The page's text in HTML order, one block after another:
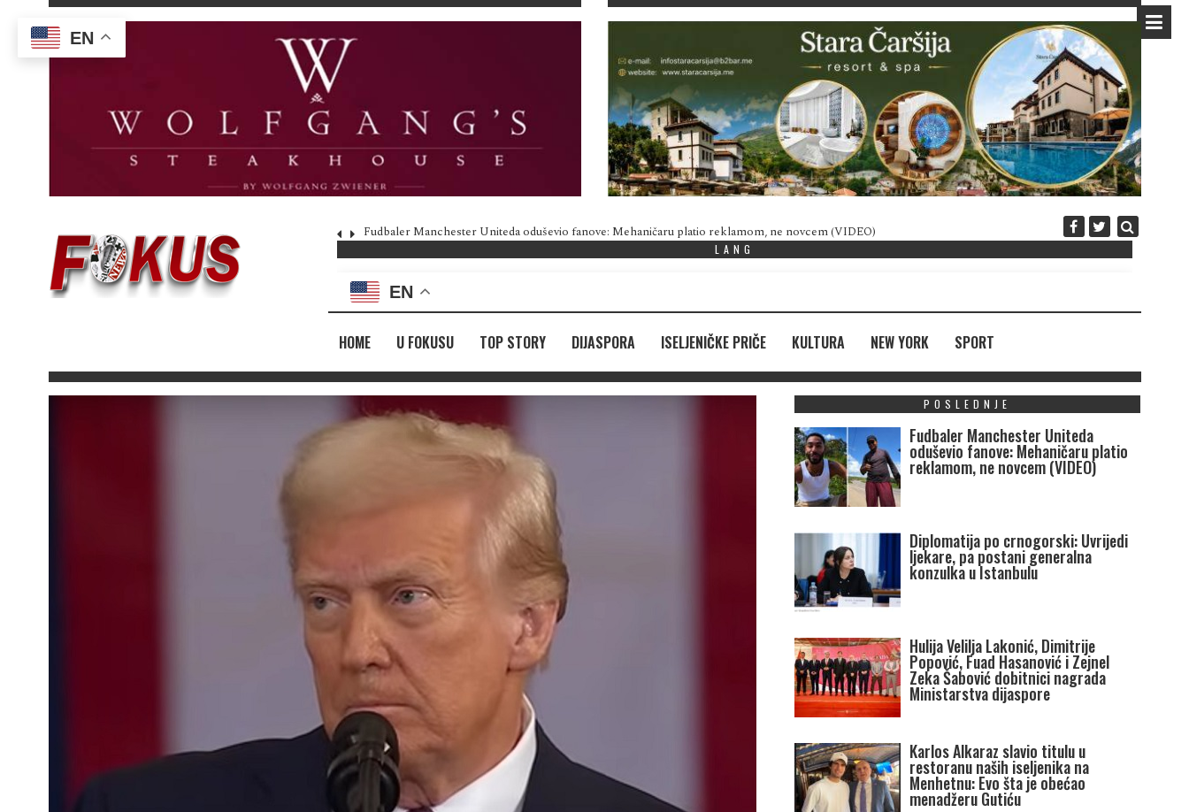
Fudbaler Manchester Uniteda oduševio fanove: Mehaničaru platio reklamom, ne novcem (VIDEO) Diplomatija po
LANG
EN
HOME U FOKUSU TOP STORY DIJASPORA ISELJENIČKE PRIČE KULTURA NEW YORK SPORT
POSLEDNJE
Fudbaler Manchester Uniteda
oduševio fanove: Mehaničaru platio
reklamom, ne novcem (VIDEO)
Diplomatija po crnogorski: Uvrijedi
ljekare, pa postani generalna
konzulka u Istanbulu
Hulija Velilja Lakonić, Dimitrije
Popović, Fuad Hasanović i Zejnel
Zeka Šabović dobitnici nagrada
Ministarstva dijaspore
Karlos Alkaraz slavio titulu u
restoranu naših iseljenika na
Menhetnu: Evo šta je obećao
menadžeru Gutiću
EN